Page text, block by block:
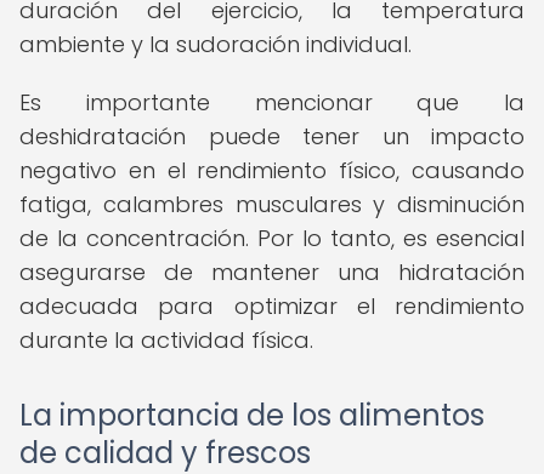
duración del ejercicio, la temperatura
ambiente y la sudoración individual.
Es importante mencionar que la
deshidratación puede tener un impacto
negativo en el rendimiento físico, causando
fatiga, calambres musculares y disminución
de la concentración. Por lo tanto, es esencial
asegurarse de mantener una hidratación
adecuada para optimizar el rendimiento
durante la actividad física.
La importancia de los alimentos
de calidad y frescos